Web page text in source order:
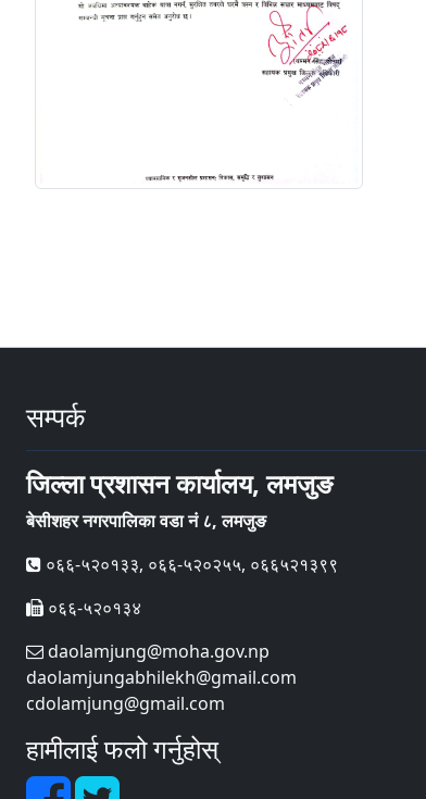
सम्पर्क
जिल्ला प्रशासन कार्यालय, लमजुङ
बेसीशहर नगरपालिका वडा नं ८, लमजुङ
०६६-५२०१३३, ०६६-५२०२५५, ०६६५२१३९९
०६६-५२०१३४
daolamjung@moha.gov.np
daolamjungabhilekh@gmail.com
cdolamjung@gmail.com
हामीलाई फलो गर्नुहोस्